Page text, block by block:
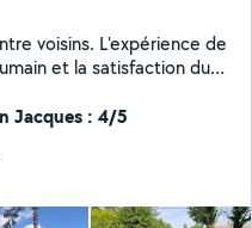
voisins. L'expérience de
et la satisfaction du
Jacques : 4/5